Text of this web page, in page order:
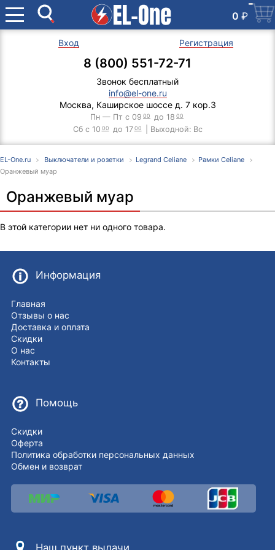
0 ₽
Вход Регистрация
8 (800) 551-72-71
Звонок бесплатный
info@el-one.ru
Москва, Каширское шоссе д. 7 кор.3
Пн — Пт с 09 00 до 18 00
Сб с 10 00 до 17 00 | Выходной: Вс
EL-One.ru Выключатели и розетки Legrand Celiane
Рамки Celiane
Оранжевый муар
Оранжевый муар
В этой категории нет ни одного товара.
Информация
Главная
Отзывы о нас
Доставка и оплата
Скидки
О нас
Контакты
Помощь
Скидки
Оферта
Политика обработки персональных данных
Обмен и возврат